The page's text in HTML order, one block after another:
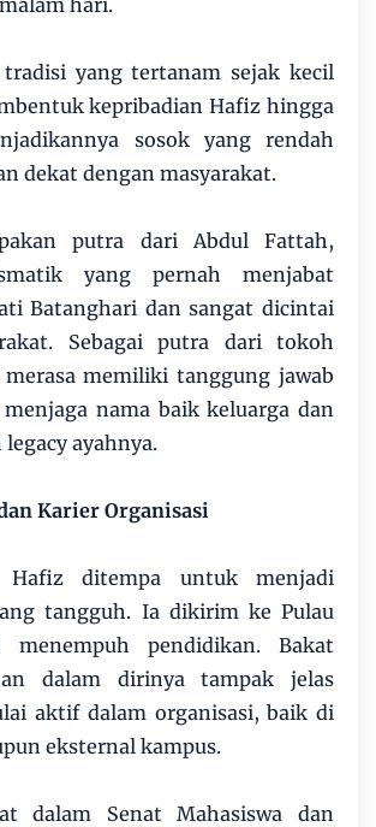
hari.
tradisi yang tertanam sejak kecil
kepribadian Hafiz hingga
sosok yang rendah
dekat dengan masyarakat.
putra dari Abdul Fattah,
yang pernah menjabat
Batanghari dan sangat dicintai
Sebagai putra dari tokoh
memiliki tanggung jawab
nama baik keluarga dan
ayahnya.
Karier Organisasi
Hafiz ditempa untuk menjadi
tangguh. Ia dikirim ke Pulau
menempuh pendidikan. Bakat
dalam dirinya tampak jelas
aktif dalam organisasi, baik di
eksternal kampus.
dalam Senat Mahasiswa dan